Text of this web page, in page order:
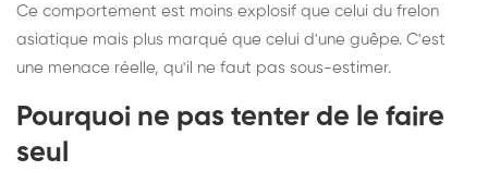
Ce comportement est moins explosif que celui du frelon
asiatique mais plus marqué que celui d'une guêpe. C'est
une menace réelle, qu'il ne faut pas sous-estimer.
Pourquoi ne pas tenter de le faire
seul